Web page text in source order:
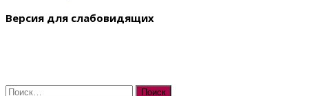
Версия для слабовидящих
Найти: